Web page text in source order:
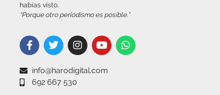
habías visto.
“Porque otro periodismo es posible.”
info@harodigital.com
692 667 530